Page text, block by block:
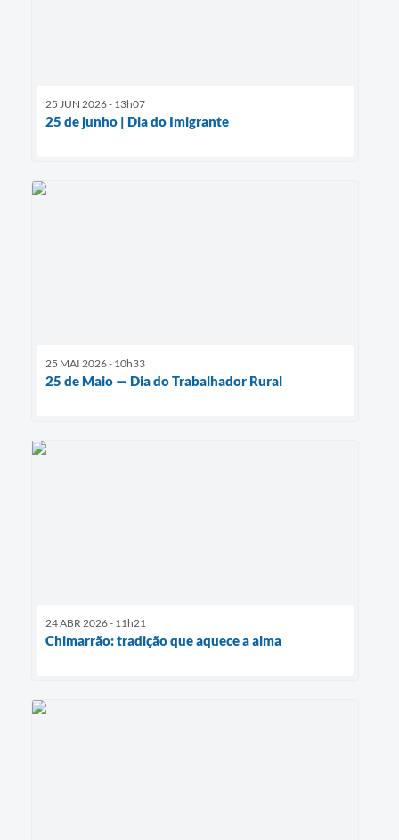
25 JUN 2026 - 13h07
25 de junho | Dia do Imigrante
25 MAI 2026 - 10h33
25 de Maio — Dia do Trabalhador Rural
24 ABR 2026 - 11h21
Chimarrão: tradição que aquece a alma